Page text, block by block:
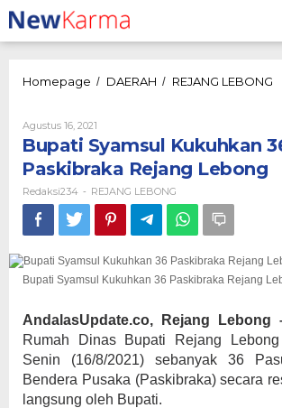
Lewati
ke
konten
Homepage / DAERAH / REJANG LEBONG
Agustus 16, 2021
Redaksi234
Bupati Syamsul Kukuhkan
Paskibraka Rejang Lebong
Redaksi234 - REJANG LEBONG
Bupati Syamsul Kukuhkan 36 Paskibraka Rejang
AndalasUpdate.co, Rejang Lebong
Rumah Dinas Bupati Rejang
Senin (16/8/2021) sebanyak 36
Bendera Pusaka (Paskibraka) secara
langsung oleh Bupati.